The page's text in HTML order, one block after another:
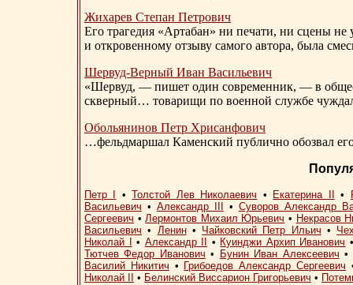
Жихарев Степан Петрович
Его трагедия «Артабан» ни печати, ни сцены
и откровенному отзыву самого автора, была
Шервуд-Верный Иван Васильевич
«Шервуд, — пишет один современник, — в
скверный… товарищи по военной службе
Обольянинов Петр Хрисанфович
…фельдмаршал Каменский публично обозвал
Петр I •Толстой Лев Николаевич • Екатерина II •
Васильевич • Александр III • Суворов Александр
Сергеевич •Лермонтов Михаил Юрьевич • Некрасов
Васильевич • Ленин• Чайковский Петр Ильич •
Николай I
• Александр II • Куинджи Архип Иванович
Тютчев Федор Иванович • Бунин Иван Алексеевич •
Василий Никитич • Грибоедов Александр Сергеевич
Николай II
• Белинский Виссарион Григорьевич •